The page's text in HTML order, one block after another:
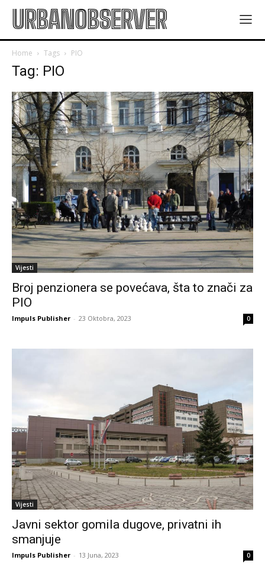
URBANOBSERVER
Home Tags PIO
Tag: PIO
Vijesti
Broj penzionera se povećava, šta to znači za
PIO
Impuls Publisher - 23 Oktobra, 2023 0
Vijesti
Javni sektor gomila dugove, privatni ih
smanjuje
Impuls Publisher - 13 Juna, 2023 0